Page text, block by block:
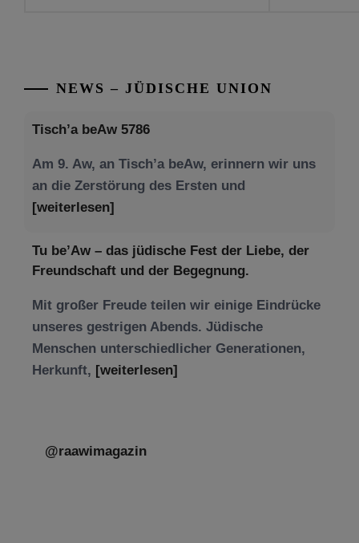
NEWS – JÜDISCHE UNION
Tisch’a beAw 5786
Am 9. Aw, an Tisch’a beAw, erinnern wir uns
an die Zerstörung des Ersten und
[weiterlesen]
Tu be’Aw – das jüdische Fest der Liebe, der
Freundschaft und der Begegnung.
Mit großer Freude teilen wir einige Eindrücke
unseres gestrigen Abends. Jüdische
Menschen unterschiedlicher Generationen,
Herkunft, [weiterlesen]
@raawimagazin